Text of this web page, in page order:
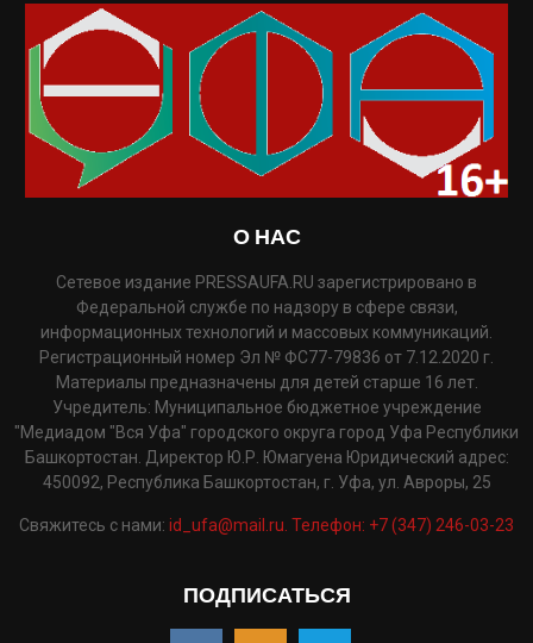
О НАС
Сетевое издание PRESSAUFA.RU зарегистрировано в
Федеральной службе по надзору в сфере связи,
информационных технологий и массовых коммуникаций.
Регистрационный номер Эл № ФС77-79836 от 7.12.2020 г.
Материалы предназначены для детей старше 16 лет.
Учредитель: Муниципальное бюджетное учреждение
"Медиадом "Вся Уфа" городского округа город Уфа Республики
Башкортостан. Директор Ю.Р. Юмагуена Юридический адрес:
450092, Республика Башкортостан, г. Уфа, ул. Авроры, 25
Свяжитесь с нами: id_ufa@mail.ru. Телефон: +7 (347) 246-03-23
ПОДПИСАТЬСЯ